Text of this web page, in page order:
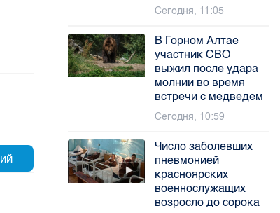
Сегодня, 11:05
В Горном Алтае
участник СВО
выжил после удара
молнии во время
встречи с медведем
Сегодня, 10:59
Число заболевших
пневмонией
красноярских
военнослужащих
возросло до сорока